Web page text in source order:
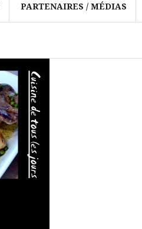
PARTENAIRES / MÉDIAS